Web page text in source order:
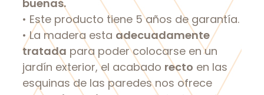
buenas.
• Este producto tiene 5 años de garantía.
• La madera esta adecuadamente
tratada para poder colocarse en un
jardín exterior, el acabado recto en las
esquinas de las paredes nos ofrece